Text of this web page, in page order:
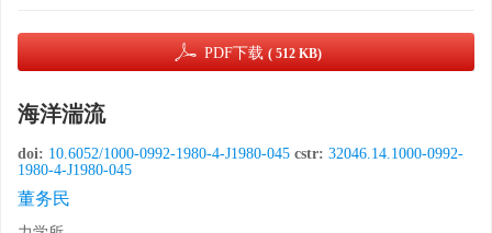
PDF下载 ( 512 KB)
海洋湍流
doi: 10.6052/1000-0992-1980-4-J1980-045 cstr: 32046.14.1000-0992-
1980-4-J1980-045
董务民